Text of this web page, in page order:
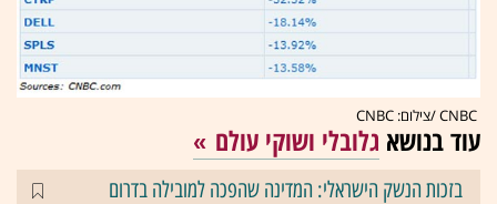
עוד בנושא גלובלי ושוקי עולם
בזכות הנשק הישראלי: המדינה שהפכה למובילה בדרום